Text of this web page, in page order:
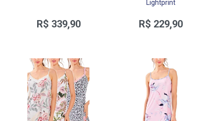
R$ 339,90
Lightprint
R$ 229,90